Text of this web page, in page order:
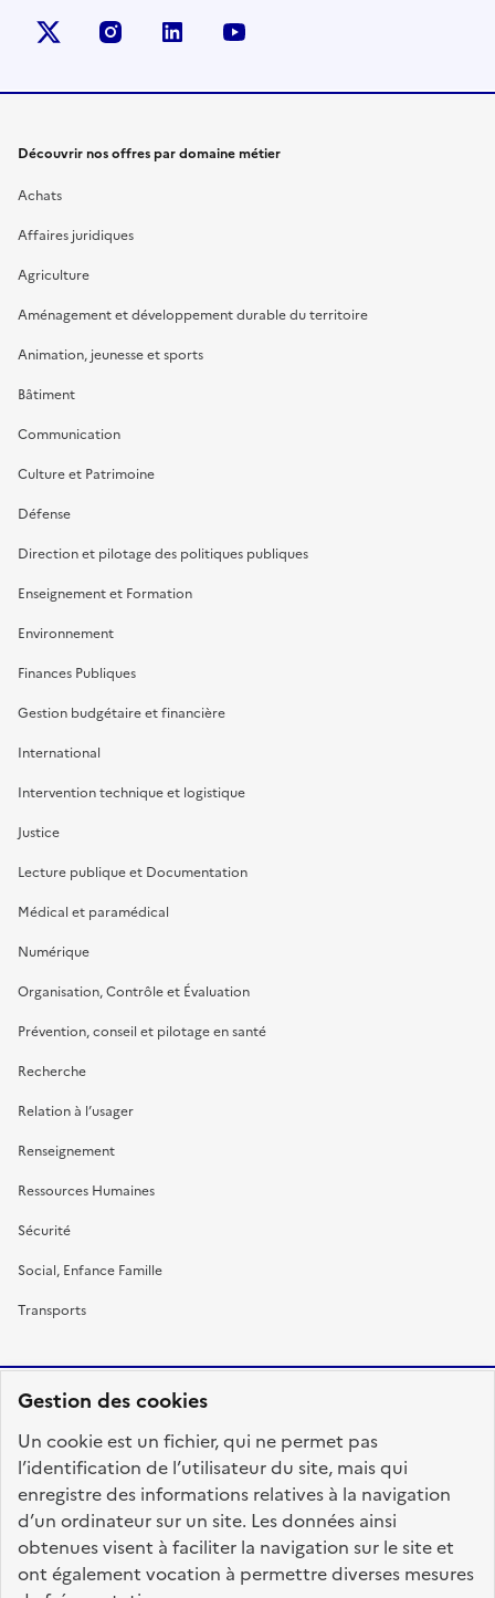
Gestion des cookies
Un cookie est un fichier, qui ne permet pas
l’identification de l’utilisateur du site, mais qui
enregistre des informations relatives à la navigation
d’un ordinateur sur un site. Les données ainsi
obtenues visent à faciliter la navigation sur le site et
ont également vocation à permettre diverses mesures
X (anciennement Twitter)
instagramlinkedin
Découvrir nos offres par domaine métier
Achats
Affaires juridiques
Agriculture
Aménagement et développement durable du territoire
Animation, jeunesse et sports
Bâtiment
Communication
Culture et Patrimoine
Défense
Direction et pilotage des politiques publiques
Enseignement et Formation
Environnement
Finances Publiques
Gestion budgétaire et financière
International
Intervention technique et logistique
Justice
Lecture publique et Documentation
Médical et paramédical
Numérique
Organisation, Contrôle et Évaluation
Prévention, conseil et pilotage en santé
Recherche
Relation à l’usager
Renseignement
Ressources Humaines
Sécurité
Social, Enfance Famille
Transports
FRANÇAISE
fonction-publique.gouv.fr
legifrance.gouv.fr